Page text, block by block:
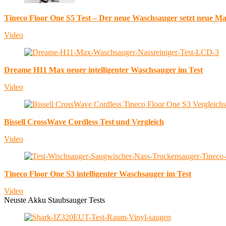
Tineco Floor One S5 Test – Der neue Waschsauger setzt neue
Video
Dreame H11 Max neuer intelligenter Waschsauger im Test
Video
Bissell CrossWave Cordless Test und Vergleich
Video
Tineco Floor One S3 intelligenter Waschsauger im Test
Video
Neuste Akku Staubsauger Tests